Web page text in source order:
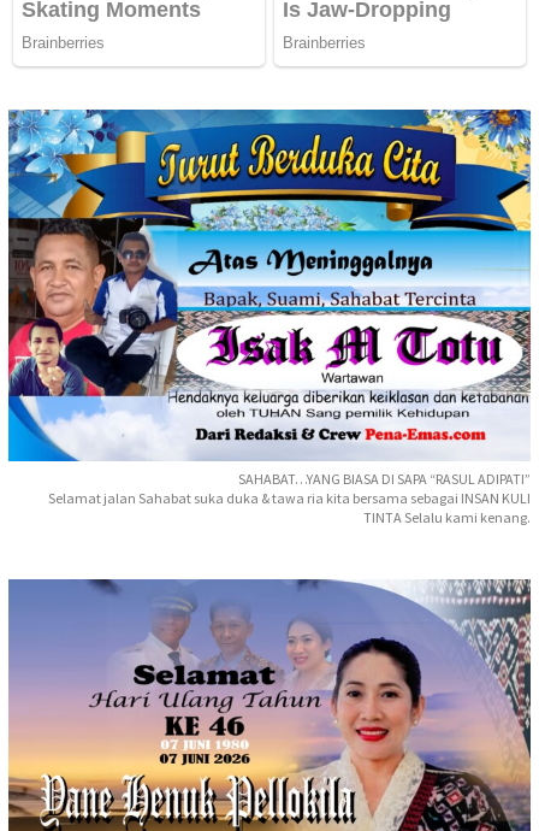
SAHABAT…YANG BIASA DI SAPA “RASUL ADIPATI”
Selamat jalan Sahabat suka duka & tawa ria kita bersama sebagai INSAN KULI
TINTA Selalu kami kenang.